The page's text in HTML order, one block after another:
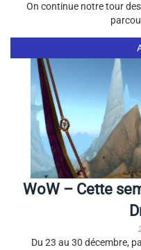
On continue notre tour
WoW – Cette
Du 23 au 30 décembre,